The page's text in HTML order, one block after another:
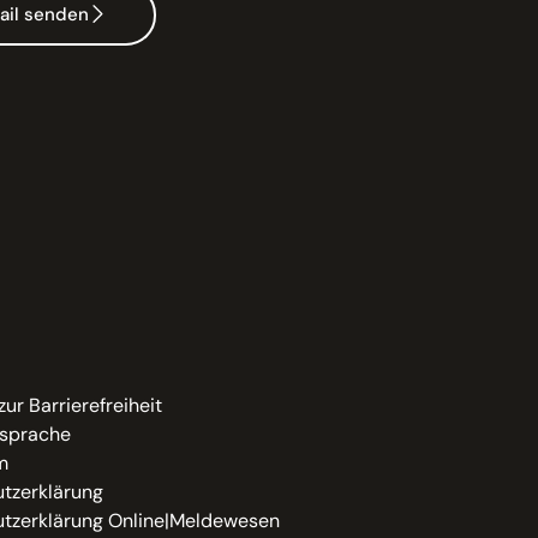
senden
Barrierefreiheit
Online|Meldewesen